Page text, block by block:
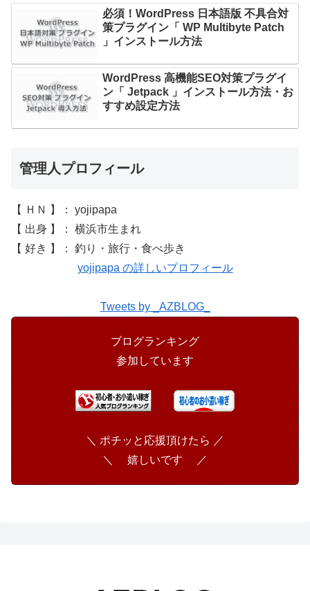
必須！WordPress 日本語版 不具合対
策プラグイン「 WP Multibyte Patch
」インストール方法
WordPress 高機能SEO対策プラグイ
ン「 Jetpack 」インストール方法・お
すすめ設定方法
管理人プロフィール
【 ＨＮ 】： yojipapa
【 出身 】： 横浜市生まれ
【 好き 】： 釣り・旅行・食べ歩き
yojipapa の詳しいプロフィール
Tweets by _AZBLOG_
ブログランキング
参加しています
＼ ポチッと応援頂けたら ／
＼ 嬉しいです ／